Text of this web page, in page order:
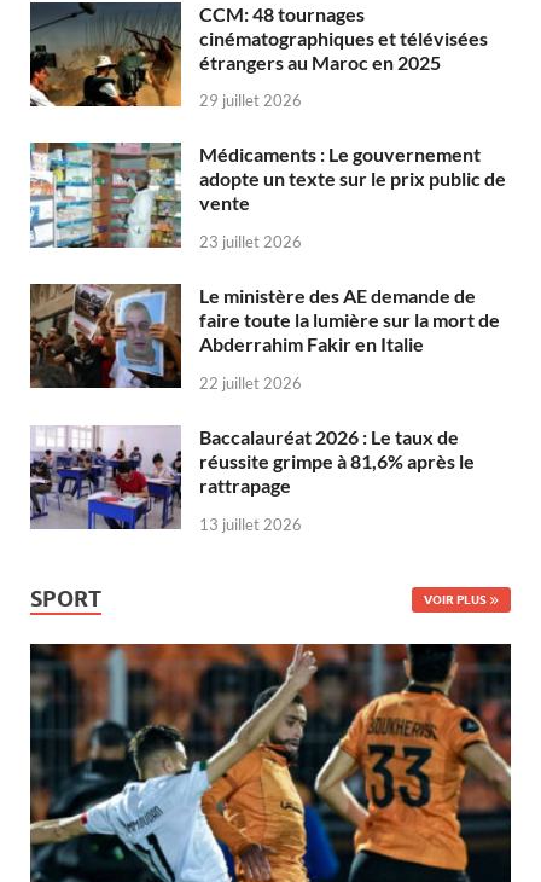
CCM: 48 tournages
cinématographiques et télévisées
étrangers au Maroc en 2025
29 juillet 2026
Médicaments : Le gouvernement
adopte un texte sur le prix public de
vente
23 juillet 2026
Le ministère des AE demande de
faire toute la lumière sur la mort de
Abderrahim Fakir en Italie
22 juillet 2026
Baccalauréat 2026 : Le taux de
réussite grimpe à 81,6% après le
rattrapage
13 juillet 2026
SPORT VOIR PLUS